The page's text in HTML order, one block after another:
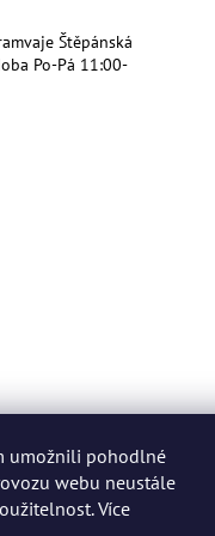
umožnili pohodlné
webu neustále
Více
Štěpánská
Po-Pá 11:00-